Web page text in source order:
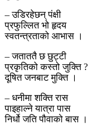
– उडिरहेछन् पंक्षी
प्रफुल्लित भो हृदय
स्वतन्त्रताको आभास ।
– जताततै छ छुट्टी
प्रकृतिको कस्तो जुक्ति ?
दूषित जनबाट मुक्ति ।
– धनीमा शक्ति रास
पाइहाल्ने यात्रा पास
निर्धो जति पौवाको बास ।